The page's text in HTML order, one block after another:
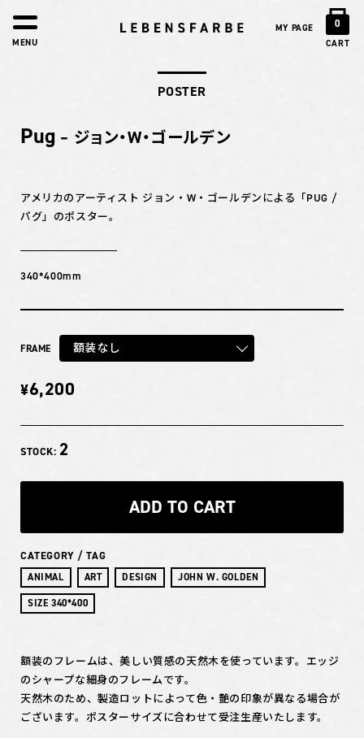
MY PAGE 0
CART
MENU
POSTER
Pug – ジョン・W・ゴールデン
アメリカのアーティスト ジョン・W・ゴールデンによる「PUG /
パグ」のポスター。
340*400mm
FRAME 額装なし
¥6,200
STOCK: 2
ADD TO CART
CATEGORY / TAG
ANIMAL ART DESIGN
JOHN W. GOLDEN
SIZE 340*400
額装のフレームは、美しい質感の天然木を使っています。エッジ
のシャープな細身のフレームです。
天然木のため、製造ロットによって色・艶の印象が異なる場合が
ございます。ポスターサイズに合わせて受注生産いたします。